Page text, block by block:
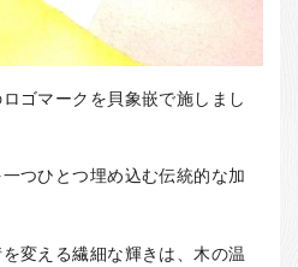
ゴマークを貝象嵌で施しまし
つひとつ埋め込む伝統的な加
変える繊細な輝きは、木の温